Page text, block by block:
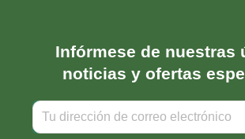
Infórmese de nuestras
noticias y ofertas